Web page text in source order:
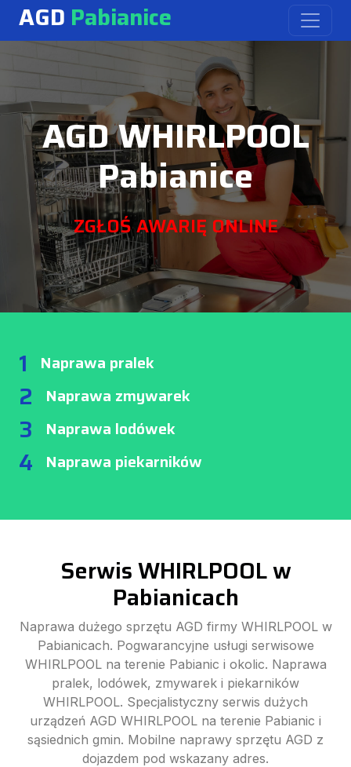
AGD Pabianice
AGD WHIRLPOOL
Pabianice
ZGŁOŚ AWARIĘ ONLINE
1 Naprawa pralek
2 Naprawa zmywarek
3 Naprawa lodówek
4 Naprawa piekarników
Serwis WHIRLPOOL w
Pabianicach
Naprawa dużego sprzętu AGD firmy WHIRLPOOL w
Pabianicach. Pogwarancyjne usługi serwisowe
WHIRLPOOL na terenie Pabianic i okolic. Naprawa
pralek, lodówek, zmywarek i piekarników
WHIRLPOOL. Specjalistyczny serwis dużych
urządzeń AGD WHIRLPOOL na terenie Pabianic i
sąsiednich gmin. Mobilne naprawy sprzętu AGD z
dojazdem pod wskazany adres.